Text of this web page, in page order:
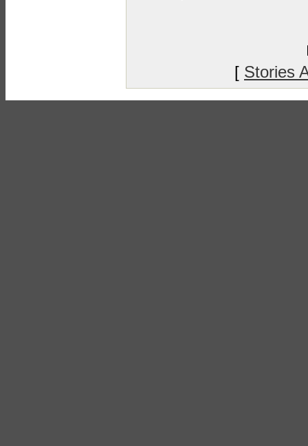
[ Stories